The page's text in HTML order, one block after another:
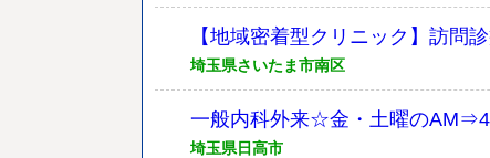
【地域密着型クリニック】訪問
埼玉県さいたま市南区
一般内科外来☆金・土曜のAM⇒4
埼玉県日高市